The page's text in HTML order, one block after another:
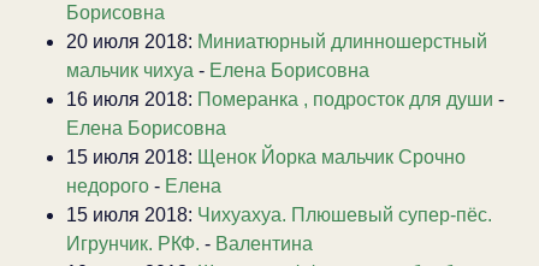
Борисовна
20 июля 2018: Миниатюрный длинношерстный
мальчик чихуа - Елена Борисовна
16 июля 2018: Померанка , подросток для души -
Елена Борисовна
15 июля 2018: Щенок Йорка мальчик Срочно
недорого - Елена
15 июля 2018: Чихуахуа. Плюшевый супер-пёс.
Игрунчик. РКФ. - Валентина